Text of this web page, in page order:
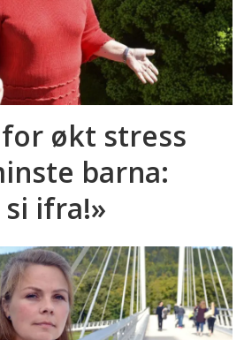
økt stress
barna:
ifra!»